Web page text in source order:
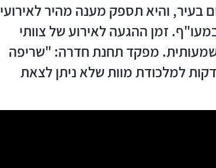
בעיר, והיא תספק מענה מהיר לאירועי
זמן ההגעה לאירוע של צוותי
מפקד תחנת חדרה: "שריפה
שפרצה בדירה הופכת את הבית תוך 4.5 דקות למלכודת מוות שלא ניתן לצאת